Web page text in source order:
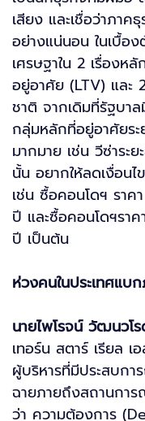
เสียง และเชื่อว่าภาค
อย่างแน่นอน ในเบื้อ
เศรษฐาใน 2 เรื่องห
อยู่อาศัย (LTV) และ
ชาติ จากเดิมที่รัฐบา
กลุ่มหลักที่อยู่อาศัยระ
มากมาย เช่น วีซ่าระ
นั้น อยากให้ลดเงื่อน
เช่น ซื้อคอนโดฯ ราค
ปี และซื้อคอนโดฯรา
ปี เป็นต้น
ห่วงคนในประเทศแบก
นายไพโรจน์ วัฒนวโ
เทอร์น สตาร์ เรียล
ผู้บริหารที่มีประสบก
ฉายภายถึงสถานกา
ว่า ความต้องการ